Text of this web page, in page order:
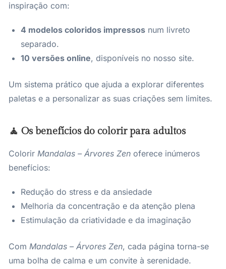
inspiração com:
4 modelos coloridos impressos num livreto
separado.
10 versões online, disponíveis no nosso site.
Um sistema prático que ajuda a explorar diferentes
paletas e a personalizar as suas criações sem limites.
🧘 Os benefícios do colorir para adultos
Colorir Mandalas – Árvores Zen oferece inúmeros
benefícios:
Redução do stress e da ansiedade
Melhoria da concentração e da atenção plena
Estimulação da criatividade e da imaginação
Com Mandalas – Árvores Zen, cada página torna-se
uma bolha de calma e um convite à serenidade.